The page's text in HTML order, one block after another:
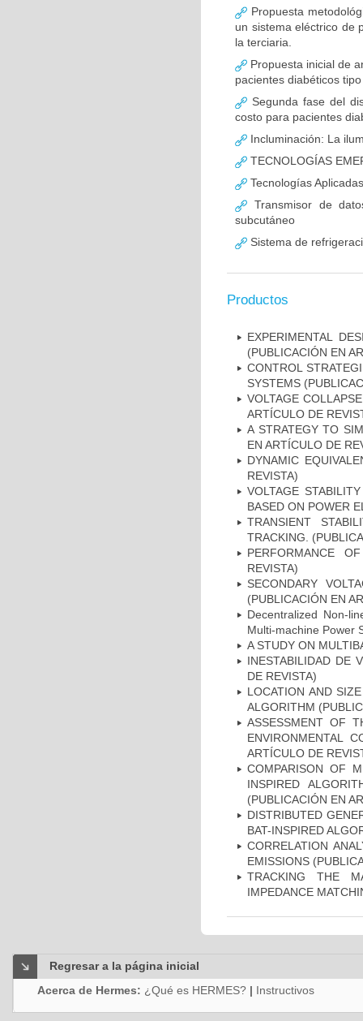
Propuesta
un sistema eléctrico de
la terciaria.
Propuesta inicial de
pacientes diabéticos
Segunda fase del
costo para pacientes
Incluminación: La
TECNOLOGÍAS
Tecnologías
Transmisor de
subcutáneo
Sistema de
Productos
EXPERIMENTAL
(PUBLICACIÓN EN
CONTROL
SYSTEMS
VOLTAGE
ARTÍCULO DE
A STRATEGY TO
EN ARTÍCULO DE
DYNAMIC
REVISTA)
VOLTAGE
BASED ON POWER
TRANSIENT
TRACKING.
PERFORMANCE
REVISTA)
SECONDARY
(PUBLICACIÓN EN
Decentralized Non-
Multi-machine Power
A STUDY ON
INESTABILIDAD DE
DE REVISTA)
LOCATION AND
ALGORITHM
ASSESSMENT OF
ENVIRONMENTAL
ARTÍCULO DE
COMPARISON OF
INSPIRED
(PUBLICACIÓN EN
DISTRIBUTED
BAT-INSPIRED
CORRELATION
EMISSIONS
TRACKING THE
IMPEDANCE
Regresar a la página inicial
Acerca de Hermes: ¿Qué es HERMES? | Instructivos